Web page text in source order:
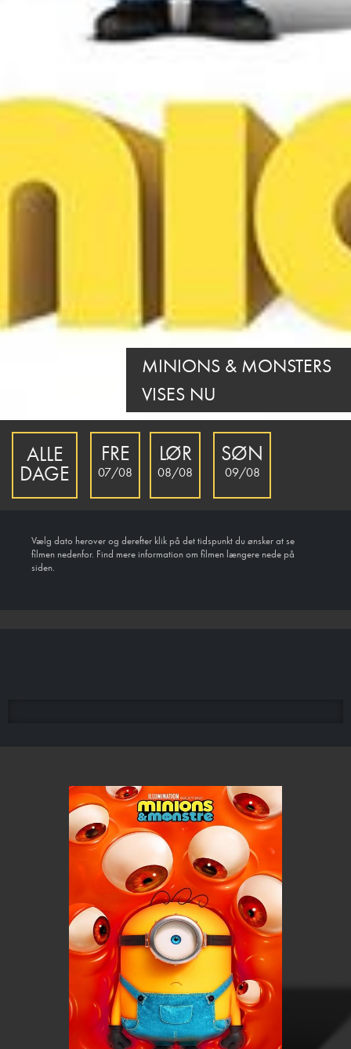
MINIONS & MONSTERS
VISES NU
ALLE
DAGE
FRE
07/08
LØR
08/08
SØN
09/08
Vælg dato herover og derefter klik på det tidspunkt du ønsker at se
filmen nedenfor. Find mere information om filmen længere nede på
siden.